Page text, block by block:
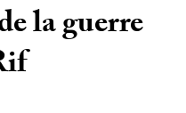
la guerre